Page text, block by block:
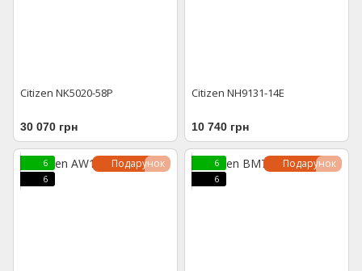
Citizen NK5020-58P
30 070 грн
Citizen NH9131-14E
10 740 грн
Подарунок
6
6
Подарунок
6
6